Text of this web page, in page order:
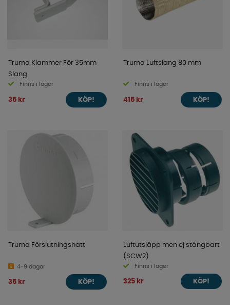
Truma Klammer För 35mm
Slang
Finns i lager
35 kr KÖP!
Truma Luftslang 80 mm
Finns i lager
415 kr KÖP!
Truma Förslutningshatt
4-9 dagar
35 kr KÖP!
Luftutsläpp men ej stängbart
(SCW2)
Finns i lager
325 kr KÖP!